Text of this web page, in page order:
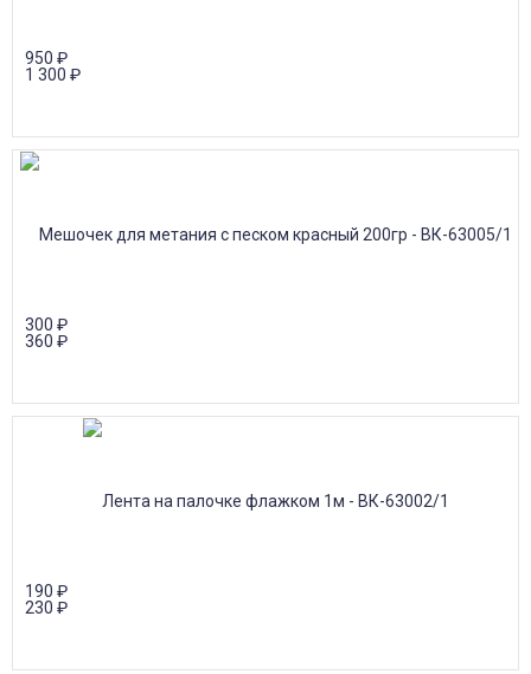
950 ₽
1 300 ₽
300 ₽
360 ₽
190 ₽
230 ₽